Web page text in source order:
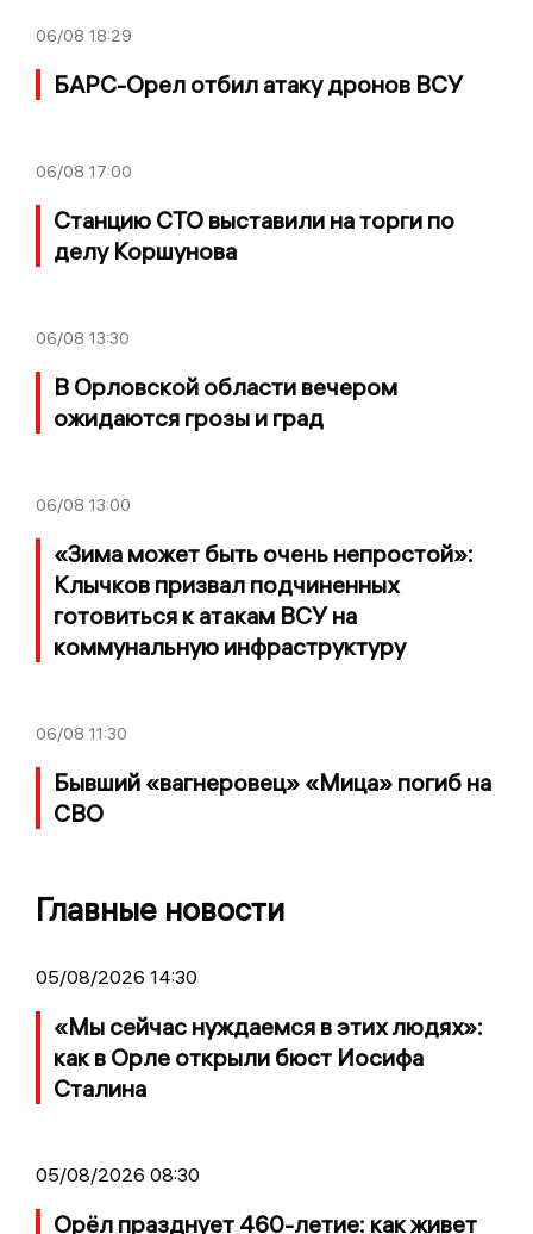
06/08 18:29
БАРС-Орел отбил атаку дронов ВСУ
06/08 17:00
Станцию СТО выставили на торги по
делу Коршунова
06/08 13:30
В Орловской области вечером
ожидаются грозы и град
06/08 13:00
«Зима может быть очень непростой»:
Клычков призвал подчиненных
готовиться к атакам ВСУ на
коммунальную инфраструктуру
06/08 11:30
Бывший «вагнеровец» «Мица» погиб на
СВО
Главные новости
05/08/2026 14:30
«Мы сейчас нуждаемся в этих людях»:
как в Орле открыли бюст Иосифа
Сталина
05/08/2026 08:30
Орёл празднует 460-летие: как живет